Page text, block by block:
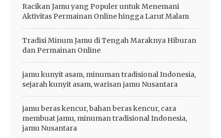
Racikan Jamu yang Populer untuk Menemani
Aktivitas Permainan Online hingga Larut Malam
Tradisi Minum Jamu di Tengah Maraknya Hiburan
dan Permainan Online
jamu kunyit asam, minuman tradisional Indonesia,
sejarah kunyit asam, warisan jamu Nusantara
jamu beras kencur, bahan beras kencur, cara
membuat jamu, minuman tradisional Indonesia,
jamu Nusantara